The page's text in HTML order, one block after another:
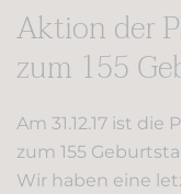
Aktion der
zum 155
Am 31.12.17 ist
zum 155
Wir haben eine